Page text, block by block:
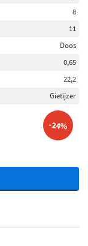
8
11
Doos
0,65
22,2
Gietijzer
-24%